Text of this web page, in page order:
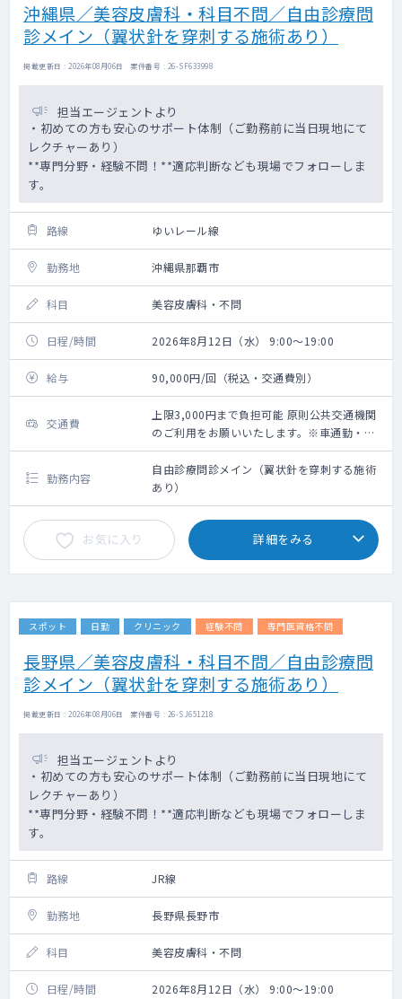
沖縄県／美容皮膚科・科目不問／自由診療問
診メイン（翼状針を穿刺する施術あり）
掲載更新日 : 2026年08月06日 案件番号 : 26-SF633998
担当エージェントより
・初めての方も安心のサポート体制（ご勤務前に当日現地にて
レクチャーあり）
**専門分野・経験不問！**適応判断なども現場でフォローしま
す。
路線 ゆいレール線
勤務地 沖縄県那覇市
科目 美容皮膚科・不問
日程/時間 2026年8月12日（水） 9:00～19:00
給与 90,000円/回（税込・交通費別）
交通費
上限3,000円まで負担可能 原則公共交通機関
のご利用をお願いいたします。※車通勤・タ
クシー利用要相談
勤務内容
自由診療問診メイン（翼状針を穿刺する施術
あり）
お気に入り 詳細をみる
スポット 日勤 クリニック 経験不問 専門医資格不問
長野県／美容皮膚科・科目不問／自由診療問
診メイン（翼状針を穿刺する施術あり）
掲載更新日 : 2026年08月06日 案件番号 : 26-SJ651218
担当エージェントより
・初めての方も安心のサポート体制（ご勤務前に当日現地にて
レクチャーあり）
**専門分野・経験不問！**適応判断なども現場でフォローしま
す。
路線 JR線
勤務地 長野県長野市
科目 美容皮膚科・不問
日程/時間 2026年8月12日（水） 9:00～19:00